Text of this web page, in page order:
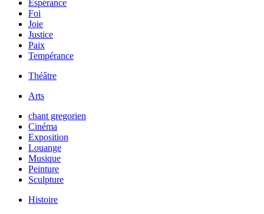
Espérance
Foi
Joie
Justice
Paix
Tempérance
Théâtre
Arts
chant gregorien
Cinéma
Exposition
Louange
Musique
Peinture
Sculpture
Histoire